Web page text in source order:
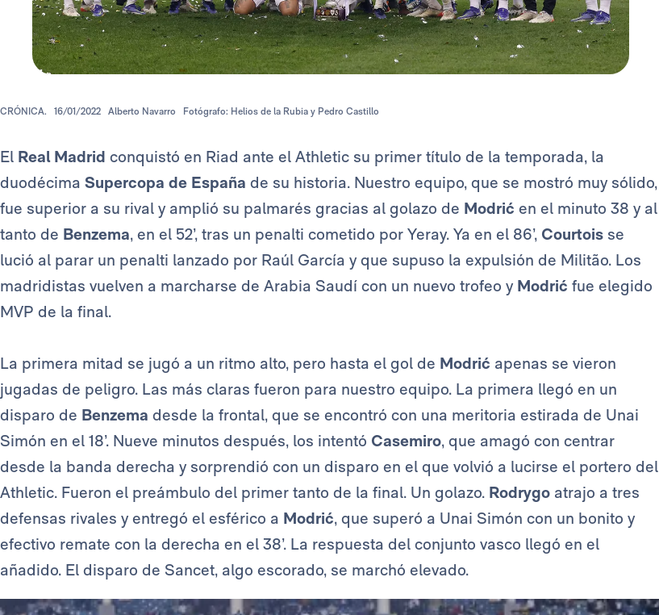
CRÓNICA. 16/01/2022 Alberto Navarro Fotógrafo: Helios de la Rubia y Pedro Castillo
El Real Madrid conquistó en Riad ante el Athletic su primer título de la temporada, la
duodécima Supercopa de España de su historia. Nuestro equipo, que se mostró muy sólido,
fue superior a su rival y amplió su palmarés gracias al golazo de Modrić en el minuto 38 y al
tanto de Benzema, en el 52’, tras un penalti cometido por Yeray. Ya en el 86’, Courtois se
lució al parar un penalti lanzado por Raúl García y que supuso la expulsión de Militão. Los
madridistas vuelven a marcharse de Arabia Saudí con un nuevo trofeo y Modrić fue elegido
MVP de la final.
La primera mitad se jugó a un ritmo alto, pero hasta el gol de Modrić apenas se vieron
jugadas de peligro. Las más claras fueron para nuestro equipo. La primera llegó en un
disparo de Benzema desde la frontal, que se encontró con una meritoria estirada de Unai
Simón en el 18’. Nueve minutos después, los intentó Casemiro, que amagó con centrar
desde la banda derecha y sorprendió con un disparo en el que volvió a lucirse el portero del
Athletic. Fueron el preámbulo del primer tanto de la final. Un golazo. Rodrygo atrajo a tres
defensas rivales y entregó el esférico a Modrić, que superó a Unai Simón con un bonito y
efectivo remate con la derecha en el 38’. La respuesta del conjunto vasco llegó en el
añadido. El disparo de Sancet, algo escorado, se marchó elevado.